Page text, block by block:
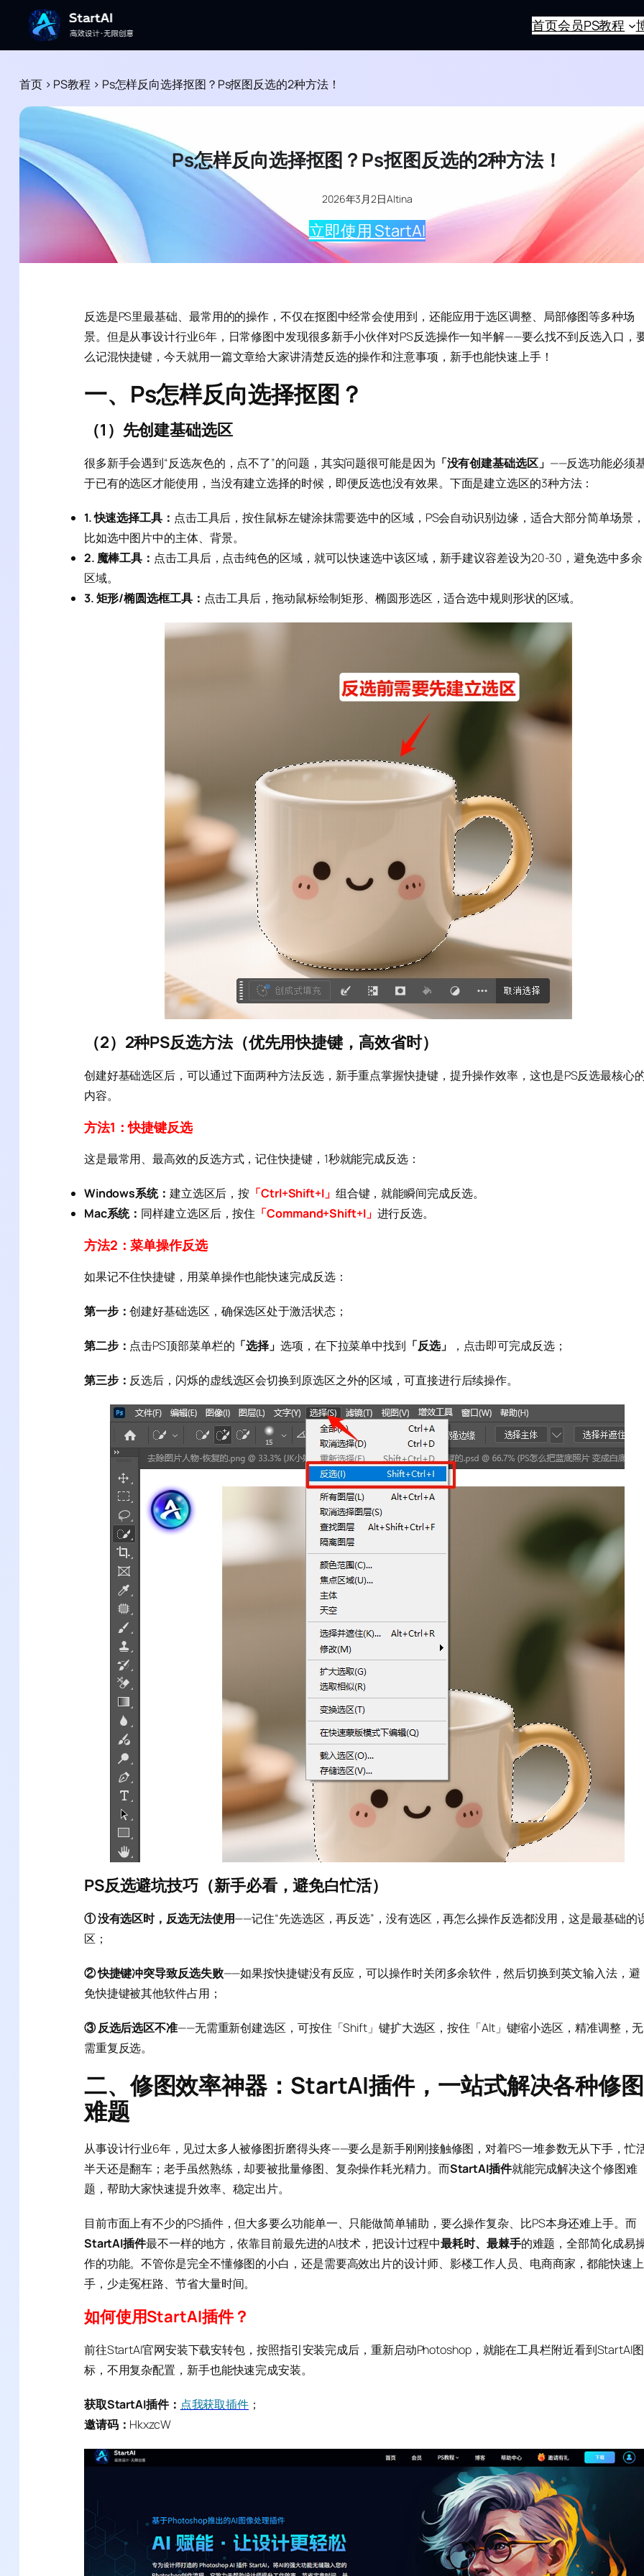
首页会员PS教程
首页 > PS教程 > Ps怎样反向选择抠图？Ps抠图反选的2种方法！
Ps怎样反向选择抠图？Ps抠图反选的2种方法！
2026年3月2日Altina
立即使用 StartAI
反选是PS里最基础、最常用的的操作，不仅在抠图中经常会使用到，还能应用于选区调整、局部修图等多种场
景。但是从事设计行业6年，日常修图中发现很多新手小伙伴对PS反选操作一知半解——要么找不到反选入口，
么记混快捷键，今天就用一篇文章给大家讲清楚反选的操作和注意事项，新手也能快速上手！
一、Ps怎样反向选择抠图？
（1）先创建基础选区
很多新手会遇到“反选灰色的，点不了”的问题，其实问题很可能是因为 「没有创建基础选区」 ——反选功能必须
于已有的选区才能使用，当没有建立选择的时候，即便反选也没有效果。下面是建立选区的3种方法：
1. 快速选择工具： 点击工具后，按住鼠标左键涂抹需要选中的区域，PS会自动识别边缘，适合大部分简单场景，
比如选中图片中的主体、背景。
2. 魔棒工具： 点击工具后，点击纯色的区域，就可以快速选中该区域，新手建议容差设为20-30，避免选中多余
区域。
3. 矩形/椭圆选框工具： 点击工具后，拖动鼠标绘制矩形、椭圆形选区，适合选中规则形状的区域。
（2）2种PS反选方法（优先用快捷键，高效省时）
创建好基础选区后，可以通过下面两种方法反选，新手重点掌握快捷键，提升操作效率，这也是PS反选最核心
内容。
方法1：快捷键反选
这是最常用、最高效的反选方式，记住快捷键，1秒就能完成反选：
Windows系统： 建立选区后，按 「Ctrl+Shift+I」 组合键，就能瞬间完成反选。
Mac系统： 同样建立选区后，按住 「Command+Shift+I」 进行反选。
方法2：菜单操作反选
如果记不住快捷键，用菜单操作也能快速完成反选：
第一步：创建好基础选区，确保选区处于激活状态；
第二步： 点击PS顶部菜单栏的 「选择」选项，在下拉菜单中找到 「反选」 ，点击即可完成反选；
第三步： 反选后，闪烁的虚线选区会切换到原选区之外的区域，可直接进行后续操作。
PS反选避坑技巧（新手必看，避免白忙活）
① 没有选区时，反选无法使用——记住“先选选区，再反选”，没有选区，再怎么操作反选都没用，这是最基础的
区；
② 快捷键冲突导致反选失败——如果按快捷键没有反应，可以操作时关闭多余软件，然后切换到英文输入法，避
免快捷键被其他软件占用；
③ 反选后选区不准——无需重新创建选区，可按住「Shift」键扩大选区，按住「Alt」键缩小选区，精准调整，无
需重复反选。
二、修图效率神器：StartAI插件，一站式解决各种修图
难题
从事设计行业6年，见过太多人被修图折磨得头疼——要么是新手刚刚接触修图，对着PS一堆参数无从下手，忙
半天还是翻车；老手虽然熟练，却要被批量修图、复杂操作耗光精力。而StartAI插件就能完成解决这个修图难
题，帮助大家快速提升效率、稳定出片。
目前市面上有不少的PS插件，但大多要么功能单一、只能做简单辅助，要么操作复杂、比PS本身还难上手。而
StartAI插件最不一样的地方，依靠目前最先进的AI技术，把设计过程中最耗时、最棘手的难题，全部简化成易
作的功能。不管你是完全不懂修图的小白，还是需要高效出片的设计师、影楼工作人员、电商商家，都能快速上
手，少走冤枉路、节省大量时间。
如何使用StartAI插件？
前往StartAI官网安装下载安转包，按照指引安装完成后，重新启动Photoshop，就能在工具栏附近看到StartAI图
标，不用复杂配置，新手也能快速完成安装。
获取StartAI插件： 点我获取插件 ；
邀请码： HkxzcW